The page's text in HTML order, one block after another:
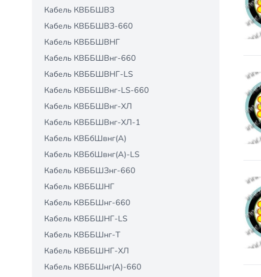
Кабель КВББШВЗ
Кабель КВББШВЗ-660
Кабель КВББШВНГ
Кабель КВББШВнг-660
Кабель КВББШВНГ-LS
Кабель КВББШВнг-LS-660
Кабель КВББШВнг-ХЛ
Кабель КВББШВнг-ХЛ-1
Кабель КВБбШвнг(А)
Кабель КВБбШвнг(А)-LS
Кабель КВББШЗнг-660
Кабель КВББШНГ
Кабель КВББШнг-660
Кабель КВББШНГ-LS
Кабель КВББШнг-Т
Кабель КВББШНГ-ХЛ
Кабель КВББШнг(А)-660